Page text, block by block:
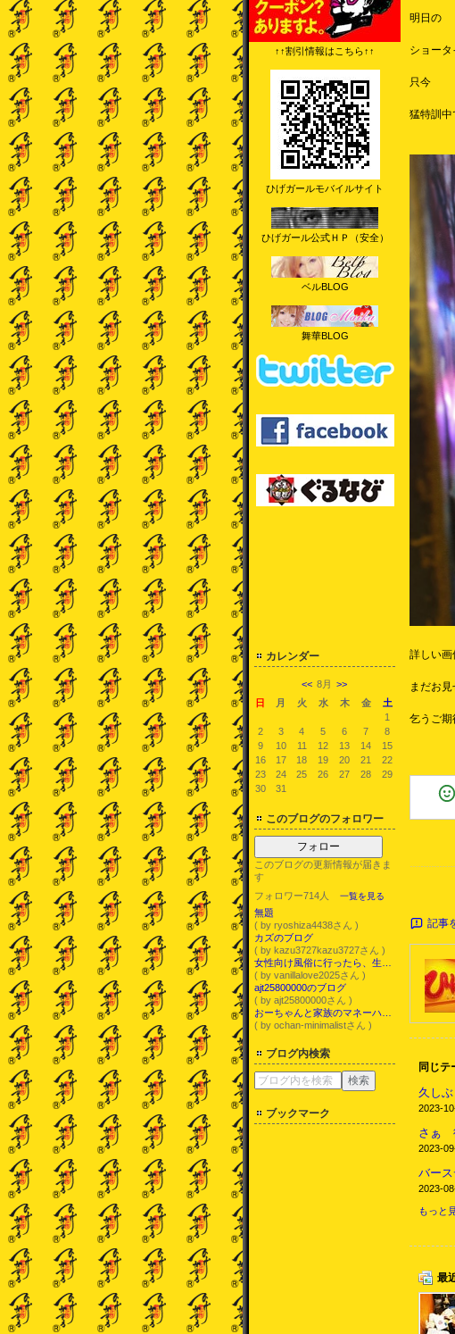
↑↑割引情報はこちら↑↑
ひげガールモバイルサイト
ひげガール公式ＨＰ（安全）
ベルBLOG
舞華BLOG
カレンダー
<< 8月 >>
日
月 火 水 木 金
土
1
2
3 4 5 6 7
8
9
10 11 12 13 14
15
16
17 18 19 20 21
22
23
24 25 26 27 28
29
30
31
このブログのフォロワー
フォロー
このブログの更新情報が届きま
す
フォロワー714人
一覧を見る
無題
( by ryoshiza4438さん )
カズのブログ
( by kazu3727kazu3727さん )
( by vanillalove2025さん )
ajt25800000のブログ
( by ajt25800000さん )
( by ochan-minimalistさん )
ブログ内検索
ブックマーク
明日の
ショー
只今
猛特訓中
詳しい画
まだお
乞うご期
記事
同じテ
久し
2023-
さぁ
2023-
バー
2023-
もっと
最